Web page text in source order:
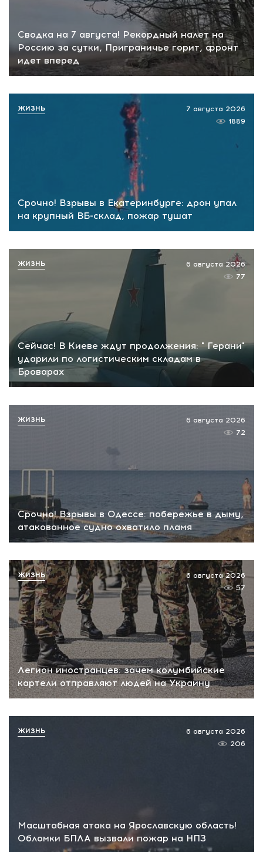
Сводка на 7 августа! Рекордный налет на
Россию за сутки, Приграничье горит, фронт
идет вперед
Срочно! Взрывы в Екатеринбурге: дрон упал
на крупный ВБ-склад, пожар тушат
7 августа 2026
1889
ЖИЗНЬ
Сейчас! В Киеве ждут продолжения: " Герани"
ударили по логистическим складам в
Броварах
6 августа 2026
77
ЖИЗНЬ
Срочно! Взрывы в Одессе: побережье в дыму,
атакованное судно охватило пламя
6 августа 2026
72
ЖИЗНЬ
Легион иностранцев: зачем колумбийские
картели отправляют людей на Украину
6 августа 2026
57
ЖИЗНЬ
Масштабная атака на Ярославскую область!
Обломки БПЛА вызвали пожар на НПЗ
6 августа 2026
206
ЖИЗНЬ